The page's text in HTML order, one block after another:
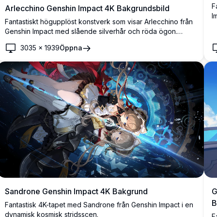
Arlecchino Genshin Impact 4K Bakgrundsbild
Fantastiskt högupplöst konstverk som visar Arlecchino från
Genshin Impact med slående silverhår och röda ögon.
och detaljerad anime konststil, perfekt för spel entusiaster
och anime fans som söker kvalitets desktop bakgrunder.
3035 ×1939Öppna
Sandrone Genshin Impact 4K Bakgrund
Fantastisk 4K-tapet med Sandrone från Genshin Impact i en
dynamisk kosmisk stridsscen.